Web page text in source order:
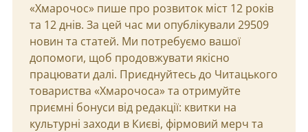
«Хмарочос» пише про розвиток міст 12 років
та 12 днів. За цей час ми опублікували 29509
новин та статей. Ми потребуємо вашої
допомоги, щоб продовжувати якісно
працювати далі. Приєднуйтесь до Читацького
товариства «Хмарочоса» та отримуйте
приємні бонуси від редакції: квитки на
культурні заходи в Києві, фірмовий мерч та